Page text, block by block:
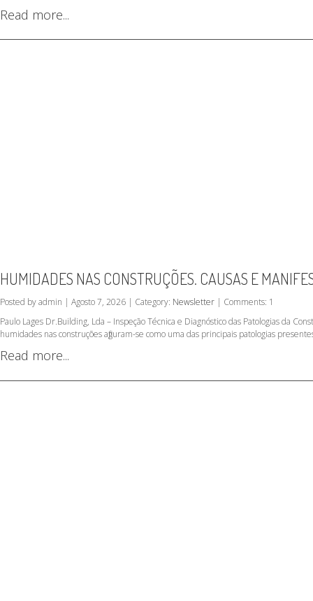
Read more...
HUMIDADES NAS CONSTRUÇÕES. CAUSAS E
Posted by admin | Agosto 7, 2026 | Category: Newsletter | Comments: 1
Paulo Lages Dr.Building, Lda – Inspeção Técnica e Diagnóstico das Patologias da
humidades nas construções afiguram-se como uma das principais patologias
Read more...